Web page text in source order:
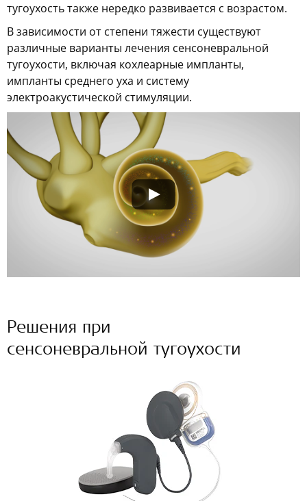
тугоухость также нередко развивается с возрастом.
В зависимости от степени тяжести существуют
различные варианты лечения сенсоневральной
тугоухости, включая кохлеарные импланты,
импланты среднего уха и систему
электроакустической стимуляции.
Решения при
сенсоневральной тугоухости